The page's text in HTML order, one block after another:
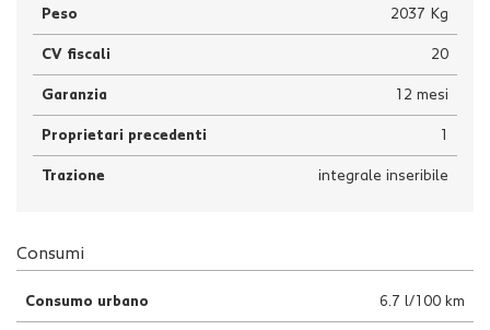
Peso 2037 Kg
CV fiscali 20
Garanzia 12 mesi
Proprietari precedenti 1
Trazione integrale inseribile
Consumi
Consumo urbano 6.7 l/100 km